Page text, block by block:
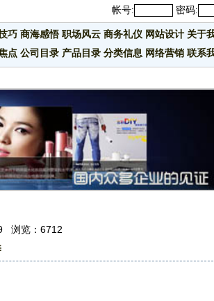
帐号: 密码:
巧 商海感悟 职场风云 商务礼仪 网站设计 关于
点 公司目录 产品目录 分类信息 网络营销 联系
浏览：6712